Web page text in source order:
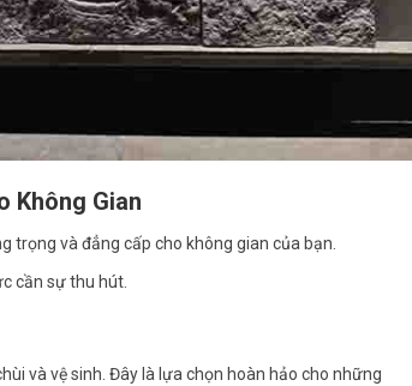
Không Gian
trọng và đẳng cấp cho không gian của bạn.
cần sự thu hút.
và vệ sinh. Đây là lựa chọn hoàn hảo cho những